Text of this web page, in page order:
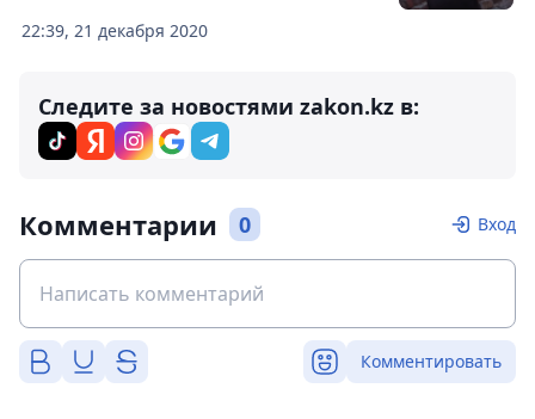
22:39, 21 декабря 2020
Следите за новостями zakon.kz в:
Комментарии 0 Вход
Комментировать